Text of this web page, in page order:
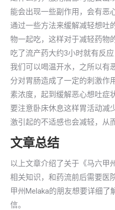
能会出现一些副作用，会有恶
通过一些方法来缓解减轻想吐
物一起吃，这样对于减轻药物
吃了流产药大约3小时就有反
我们可以喝温开水，之所以有
分对胃肠造成了一定的刺激作
素浓度，起到缓解恶心想吐症
要注意卧床休息这样胃活动减
激引起的不适感也会减轻，从
文章总结
以上文章介绍了关于《马六甲
相关知识，和药流前后需要医
甲州Melaka的朋友想要详细
信。